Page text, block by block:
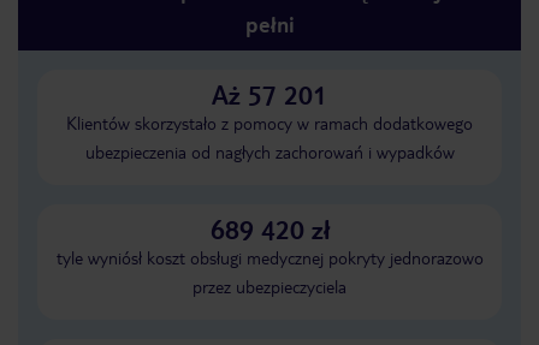
pełni
Aż 57 201
Klientów skorzystało z pomocy w ramach dodatkowego
ubezpieczenia od nagłych zachorowań i wypadków
689 420 zł
tyle wyniósł koszt obsługi medycznej pokryty jednorazowo
przez ubezpieczyciela